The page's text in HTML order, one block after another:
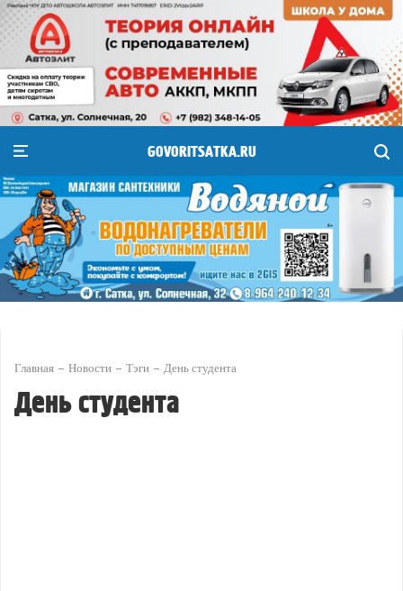
GOVORITSATKA.RU
Главная Новости Тэги День студента
День студента